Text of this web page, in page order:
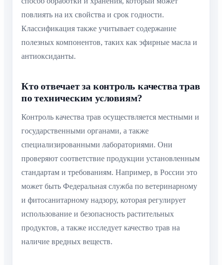
повлиять на их свойства и срок годности.
Классификация также учитывает содержание
полезных компонентов, таких как эфирные масла и
антиоксиданты.
Кто отвечает за контроль качества трав
по техническим условиям?
Контроль качества трав осуществляется местными и
государственными органами, а также
специализированными лабораториями. Они
проверяют соответствие продукции установленным
стандартам и требованиям. Например, в России это
может быть Федеральная служба по ветеринарному
и фитосанитарному надзору, которая регулирует
использование и безопасность растительных
продуктов, а также исследует качество трав на
наличие вредных веществ.